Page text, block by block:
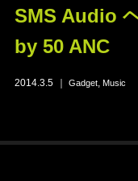
SMS Audio
by 50 ANC
2014.3.5 Gadget, Music